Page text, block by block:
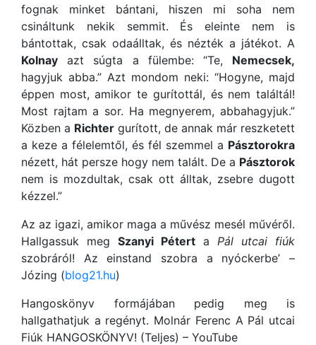
fognak minket bántani, hiszen mi soha nem
csináltunk nekik semmit. És eleinte nem is
bántottak, csak odaálltak, és nézték a játékot. A
Kolnay azt súgta a fülembe: “Te, Nemecsek,
hagyjuk abba.” Azt mondom neki: “Hogyne, majd
éppen most, amikor te gurítottál, és nem találtál!
Most rajtam a sor. Ha megnyerem, abbahagyjuk.”
Közben a Richter gurított, de annak már reszketett
a keze a félelemtől, és fél szemmel a Pásztorokra
nézett, hát persze hogy nem talált. De a Pásztorok
nem is mozdultak, csak ott álltak, zsebre dugott
kézzel.”
Az az igazi, amikor maga a művész mesél művéről.
Hallgassuk meg Szanyi Pétert a Pál utcai fiúk
szobráról! Az einstand szobra a nyóckerbe’ –
Józing (blog21.hu)
Hangoskönyv formájában pedig meg is
hallgathatjuk a regényt. Molnár Ferenc A Pál utcai
Fiúk HANGOSKÖNYV! (Teljes) – YouTube